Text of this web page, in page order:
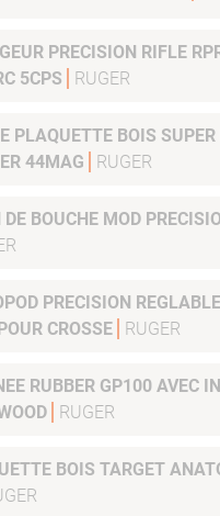
PRECISION RIFLE
5CPS
RUGER
PLAQUETTE BOIS
44MAG
RUGER
DE BOUCHE MOD
PRECISION
CROSSE
RUGER
RUBBER GP100 AVEC
RUGER
BOIS TARGET